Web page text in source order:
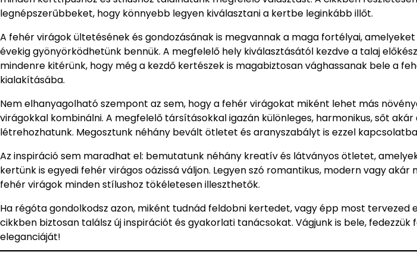
legnépszerűbbeket, hogy könnyebb legyen kiválasztani a kertbe leginkább illőt.
A fehér virágok ültetésének és gondozásának is megvannak a maga fortélyai,
évekig gyönyörködhetünk bennük. A megfelelő hely kiválasztásától kezdve a talaj
mindenre kitérünk, hogy még a kezdő kertészek is magabiztosan vághassanak bele a
kialakításába.
Nem elhanyagolható szempont az sem, hogy a fehér virágokat miként lehet más
virágokkal kombinálni. A megfelelő társításokkal igazán különleges, harmonikus, sőt
létrehozhatunk. Megosztunk néhány bevált ötletet és aranyszabályt is ezzel
Az inspiráció sem maradhat el: bemutatunk néhány kreatív és látványos ötletet,
kertünk is egyedi fehér virágos oázissá váljon. Legyen szó romantikus, modern vagy
fehér virágok minden stílushoz tökéletesen illeszthetők.
Ha régóta gondolkodsz azon, miként tudnád feldobni kertedet, vagy épp most tervezed
cikkben biztosan találsz új inspirációt és gyakorlati tanácsokat. Vágjunk is bele,
eleganciáját!